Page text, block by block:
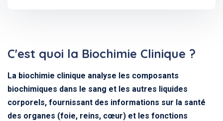
C'est quoi la Biochimie Clinique ?
La biochimie clinique analyse les composants
biochimiques dans le sang et les autres liquides
corporels, fournissant des informations sur la santé
des organes (foie, reins, cœur) et les fonctions